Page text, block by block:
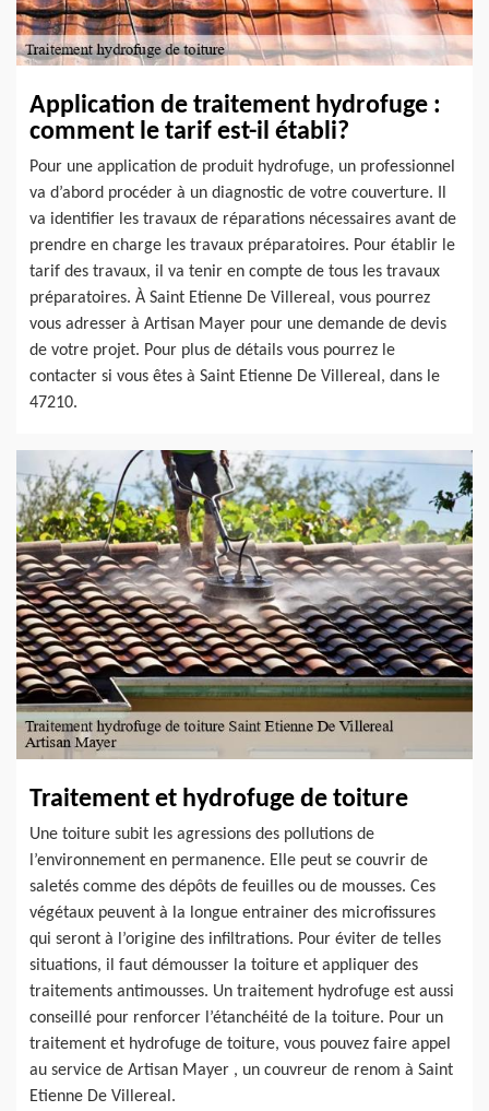
Application de traitement hydrofuge :
comment le tarif est-il établi?
Pour une application de produit hydrofuge, un professionnel
va d’abord procéder à un diagnostic de votre couverture. Il
va identifier les travaux de réparations nécessaires avant de
prendre en charge les travaux préparatoires. Pour établir le
tarif des travaux, il va tenir en compte de tous les travaux
préparatoires. À Saint Etienne De Villereal, vous pourrez
vous adresser à Artisan Mayer pour une demande de devis
de votre projet. Pour plus de détails vous pourrez le
contacter si vous êtes à Saint Etienne De Villereal, dans le
47210.
Traitement et hydrofuge de toiture
Une toiture subit les agressions des pollutions de
l’environnement en permanence. Elle peut se couvrir de
saletés comme des dépôts de feuilles ou de mousses. Ces
végétaux peuvent à la longue entrainer des microfissures
qui seront à l’origine des infiltrations. Pour éviter de telles
situations, il faut démousser la toiture et appliquer des
traitements antimousses. Un traitement hydrofuge est aussi
conseillé pour renforcer l’étanchéité de la toiture. Pour un
traitement et hydrofuge de toiture, vous pouvez faire appel
au service de Artisan Mayer , un couvreur de renom à Saint
Etienne De Villereal.